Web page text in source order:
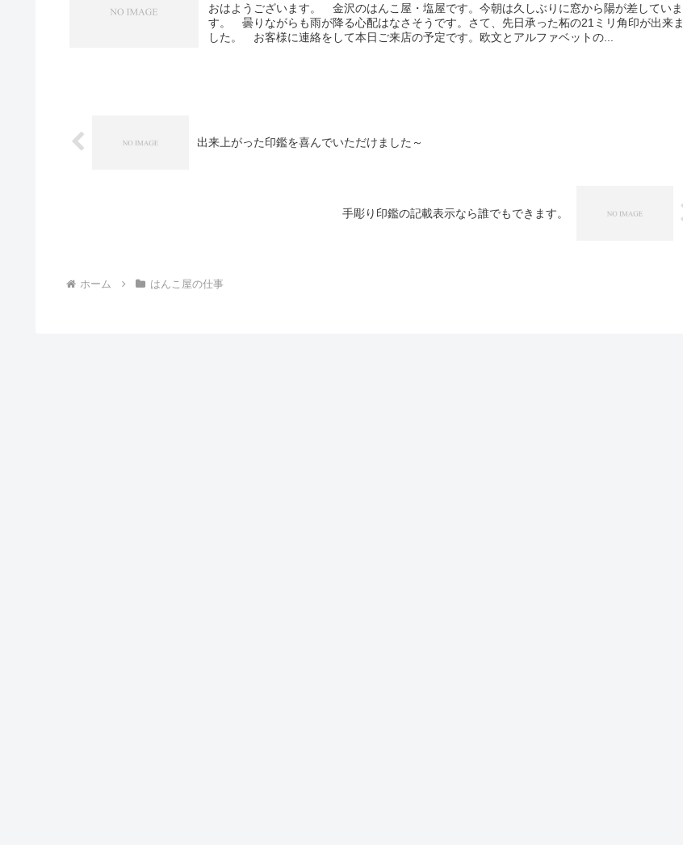
おはようございます。 金沢のはんこ屋・塩屋です。今朝は久しぶりに窓から陽が差していま
す。 曇りながらも雨が降る心配はなさそうです。さて、先日承った柘の21ミリ角印が出来ま
した。 お客様に連絡をして本日ご来店の予定です。欧文とアルファベットの...
出来上がった印鑑を喜んでいただけました～
手彫り印鑑の記載表示なら誰でもできます。
ホーム はんこ屋の仕事